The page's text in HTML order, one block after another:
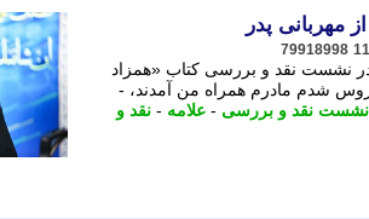
مهربانی پدر
79918998
در نشست نقد و بررسی کتاب «همزاد
شدم مادرم همراه من آمدند، -
نشست نقد و بررسی - علامه - نقد و